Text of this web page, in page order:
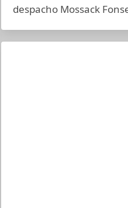
despacho Mossack